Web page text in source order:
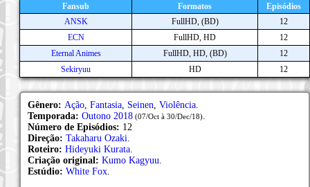
Fansub Formatos
Episódios
ANSK
FullHD, (BD)
12
ECN
FullHD, HD
12
Eternal Animes
FullHD, HD, (BD)
12
Sekiryuu
HD 12
Gênero: Ação Fantasia Seinen Violência
Temporada: Outono 2018 (07/Oct à 30/Dec/18)
Número de Episódios: 12
Direção: Takaharu Ozaki
Roteiro: Hideyuki Kurata
Criação original: Kumo Kagyuu
Estúdio: White Fox